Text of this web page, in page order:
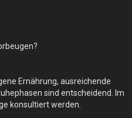
Ernährung, ausreichende
sind entscheidend. Im
konsultiert werden.